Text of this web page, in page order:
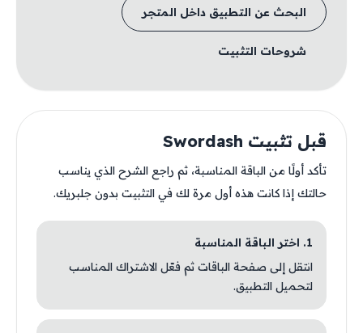
البحث عن التطبيق داخل المتجر
شروحات التثبيت
قبل تثبيت Swordash
تأكد أولًا من الباقة المناسبة، ثم راجع الشرح الذي يناسب
حالتك إذا كانت هذه أول مرة لك في التثبيت بدون جلبريك.
1. اختر الباقة المناسبة
انتقل إلى صفحة الباقات ثم فعّل الاشتراك المناسب
لتحميل التطبيق.